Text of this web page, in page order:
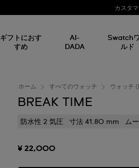
カスタ
ギフトにおす
すめ
AI-
DADA
Swatch
ルド
ホーム すべてのウォッチ ウォッチ (
BREAK TIME
防水性 2 気圧 寸法 41.80 mm ム
¥ 22,000